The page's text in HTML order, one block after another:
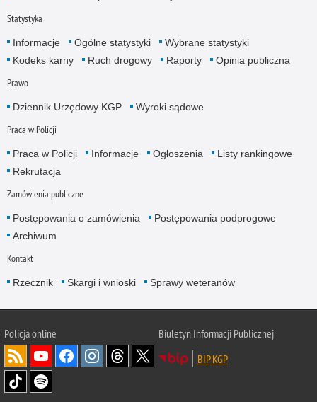
Statystyka
Informacje Ogólne statystyki
Wybrane statystyki
Kodeks karny
Ruch drogowy Raporty Opinia publiczna
Prawo
Dziennik Urzędowy KGP Wyroki sądowe
Praca w Policji
Praca w Policji Informacje Ogłoszenia
Listy rankingowe
Rekrutacja
Zamówienia publiczne
Postępowania o zamówienia
Postępowania podprogowe
Archiwum
Kontakt
Rzecznik Skargi i wnioski Sprawy weteranów
Policjaonline
Biuletyn Informacji Publicznej
BIP KGP